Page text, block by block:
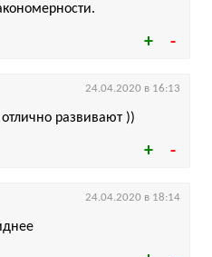
развивают ))
24.04.2020 в 16:13
24.04.2020 в 18:14